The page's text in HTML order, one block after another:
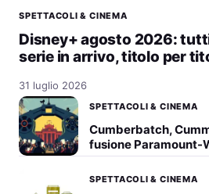
SPETTACOLI & CINEMA
Disney+ agosto 2026:
serie in arrivo, titolo per
31 luglio 2026
SPETTACOLI & CINEMA
Cumberbatch,
fusione Paramount-
SPETTACOLI & CINEMA